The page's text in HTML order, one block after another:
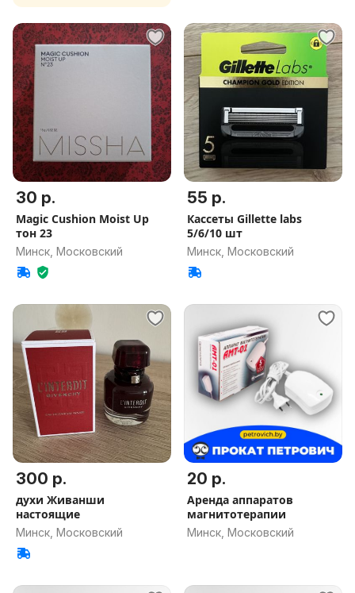
30 р.
Magic Cushion Moist Up
тон 23
Минск, Московский
55 р.
Кассеты Gillette labs
5/6/10 шт
Минск, Московский
300 р.
духи Живанши
настоящие
Минск, Московский
20 р.
Аренда аппаратов
магнитотерапии
Минск, Московский